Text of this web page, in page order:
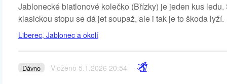
Jablonecké biatlonové kolečko (Břízky) je jeden kus
klasickou stopu se dá jet soupaž, ale i tak je to škoda lyží.
Liberec, Jablonec a okolí
Dávno Vloženo 5.1.2026 20:54